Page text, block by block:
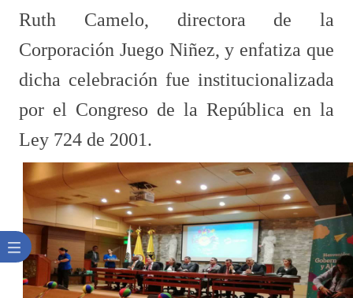
Ruth Camelo, directora de la
Corporación Juego Niñez, y enfatiza que
dicha celebración fue institucionalizada
por el Congreso de la República en la
Ley 724 de 2001.​